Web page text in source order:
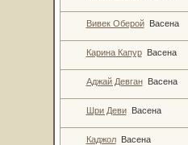
Вивек Оберой Васена
Карина Капур Васена
Аджай Девган Васена
Шри Деви Васена
Каджол Васена